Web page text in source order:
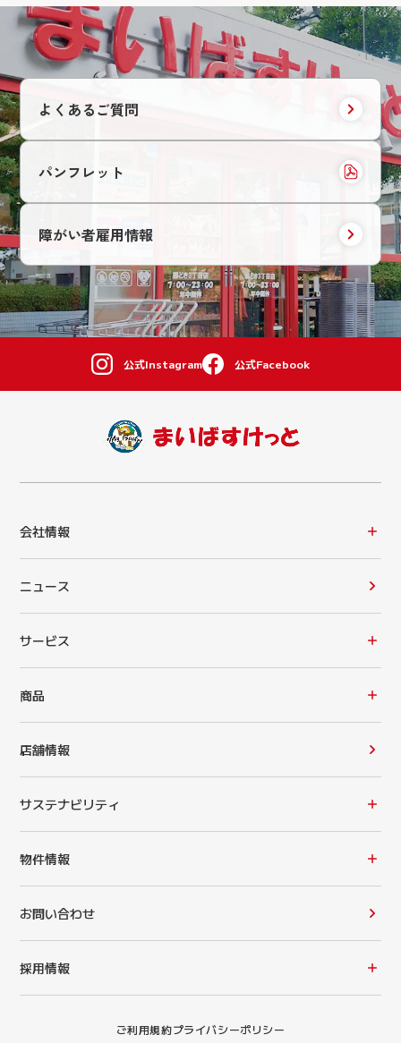
よくあるご質問
パンフレット
障がい者雇用情報
公式Instagram 公式Facebook
会社情報
ニュース
サービス
商品
店舗情報
サステナビリティ
物件情報
お問い合わせ
採用情報
ご利用規約プライバシーポリシー